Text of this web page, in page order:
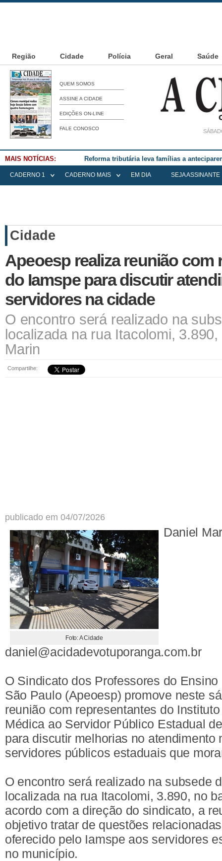
Região Cidade Polícia Geral Saúde
QUEM SOMOS
ASSINE A CIDADE
EDIÇÕES ON-LINE
FALE CONOSCO
MAIS NOTÍCIAS: Falece Elena Menoia Cesarin
CADERNO 1 CADERNO MAIS EM DIA SEJA ASSINANTE
Cidade
Apeoesp realiza reunião com
do Iamspe para discutir
servidores na cidade
O encontro será realizado na
localizada na rua Itacolomi,
Marin
Compartilhe:
publicado em 04/07/2026
Foto: A Cidade
Daniel
daniel@acidadevotuporanga.com.br
O Sindicato dos Professores do
São Paulo (Apeoesp) promove neste
reunião com representantes do
Médica ao Servidor Público Estadual
para discutir melhorias no atendimento
servidores públicos estaduais que
O encontro será realizado na subsede
localizada na rua Itacolomi, 3.890, no
acordo com a direção do sindicato, a
objetivo tratar de questões
oferecido pelo Iamspe aos servidores
no município.